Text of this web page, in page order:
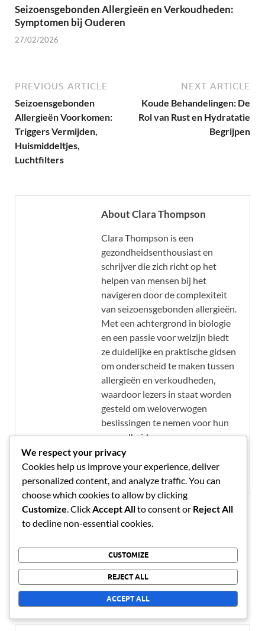
Seizoensgebonden Allergieën en Verkoudheden:
Symptomen bij Ouderen
27/02/2026
PREVIOUS ARTICLE
Seizoensgebonden
Allergieën Voorkomen:
Triggers Vermijden,
Huismiddeltjes,
Luchtfilters
NEXT ARTICLE
Koude Behandelingen: De
Rol van Rust en Hydratatie
Begrijpen
About Clara Thompson
Clara Thompson is een
gezondheidsenthousiast en
schrijver die zich richt op het
helpen van mensen bij het
navigeren door de complexiteit
van seizoensgebonden allergieën.
Met een achtergrond in biologie
en een passie voor welzijn biedt
ze duidelijke en praktische gidsen
om onderscheid te maken tussen
allergieën en verkoudheden,
waardoor lezers in staat worden
gesteld om weloverwogen
beslissingen te nemen voor hun
gezondheid.
View all posts by Clara Thompson
Leave a Reply
Your email address will not be published.
marked*
We respect your privacy
Cookies help us improve your experience, deliver
personalized content, and analyze traffic. You can
choose which cookies to allow by clicking
Customize . Click Accept Allto consent or Reject All
to decline non-essential cookies.
CUSTOMIZE
REJECT ALL
ACCEPT ALL